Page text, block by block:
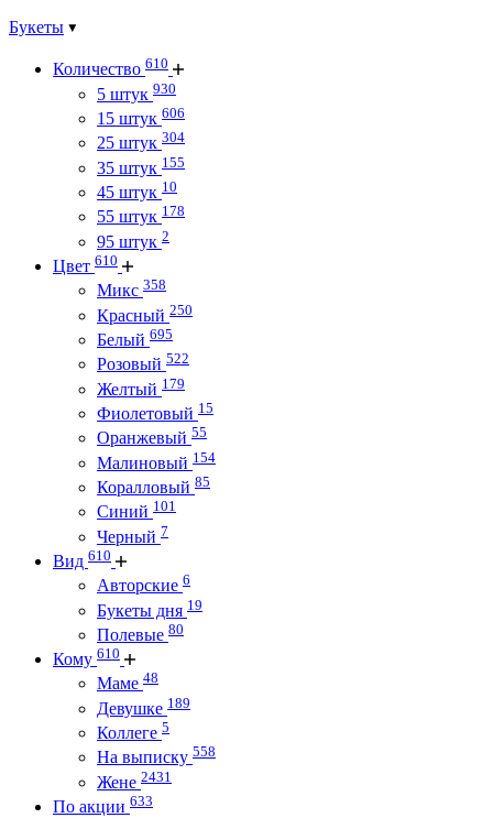
Букеты
Количество 610
5 штук 930
15 штук 606
25 штук 304
35 штук 155
45 штук 10
55 штук 178
95 штук 2
Цвет 610
Микс 358
Красный 250
Белый 695
Розовый 522
Желтый 179
Фиолетовый 15
Оранжевый 55
Малиновый 154
Коралловый 85
Синий 101
Черный 7
Вид 610
Авторские 6
Букеты дня 19
Полевые 80
Кому 610
Маме 48
Девушке 189
Коллеге 5
На выписку 558
Жене 2431
По акции 633